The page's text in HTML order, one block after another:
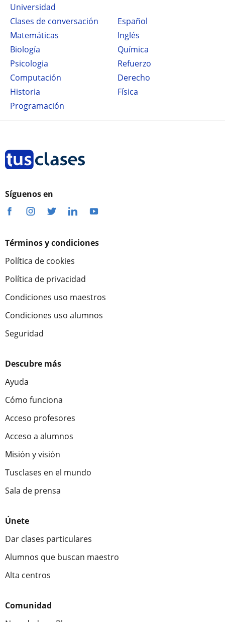
Universidad
Clases de conversación
Español
Matemáticas
Inglés
Biología
Química
Psicologia
Refuerzo
Computación
Derecho
Historia
Física
Programación
Síguenos en
Términos y condiciones
Política de cookies
Política de privacidad
Condiciones uso maestros
Condiciones uso alumnos
Seguridad
Descubre más
Ayuda
Cómo funciona
Acceso profesores
Acceso a alumnos
Misión y visión
Tusclases en el mundo
Sala de prensa
Únete
Dar clases particulares
Alumnos que buscan maestro
Alta centros
Comunidad